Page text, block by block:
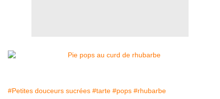
#Petites douceurs sucrées #tarte #pops #rhubarbe